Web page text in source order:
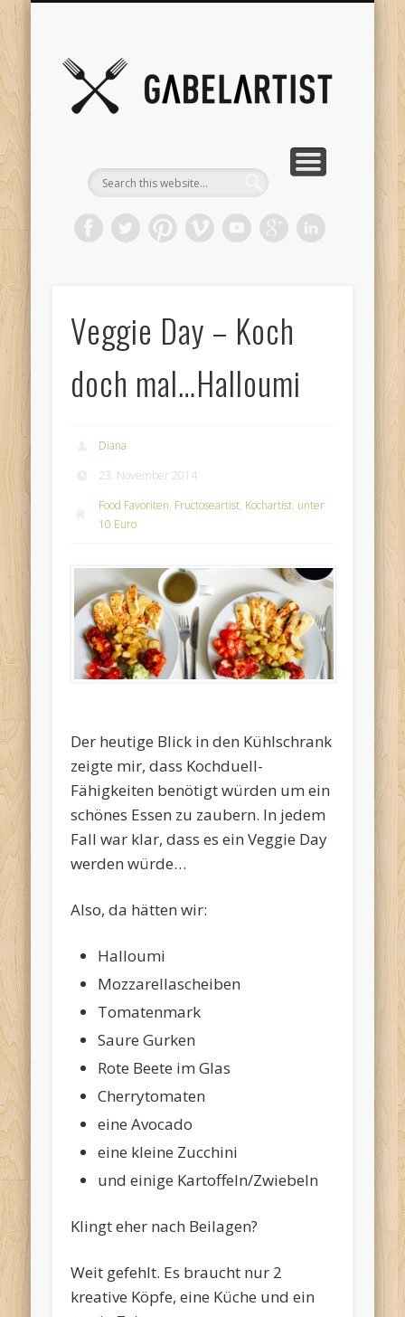
Veggie Day – Koch
doch mal…Halloumi
Diana
23. November 2014
Food Favoriten, Fructoseartist, Kochartist, unter
10 Euro
Der heutige Blick in den Kühlschrank
zeigte mir, dass Kochduell-
Fähigkeiten benötigt würden um ein
schönes Essen zu zaubern. In jedem
Fall war klar, dass es ein Veggie Day
werden würde…
Also, da hätten wir:
Halloumi
Mozzarellascheiben
Tomatenmark
Saure Gurken
Rote Beete im Glas
Cherrytomaten
eine Avocado
eine kleine Zucchini
und einige Kartoffeln/Zwiebeln
Klingt eher nach Beilagen?
Weit gefehlt. Es braucht nur 2
kreative Köpfe, eine Küche und ein